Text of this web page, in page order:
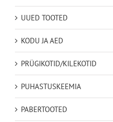
UUED TOOTED
KODU JA AED
PRÜGIKOTID/KILEKOTID
PUHASTUSKEEMIA
PABERTOOTED